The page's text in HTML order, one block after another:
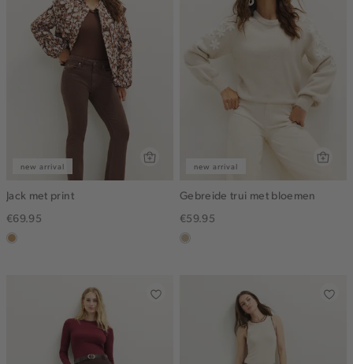
new arrival
Jack met print
€69.95
camel
new arrival
Gebreide trui met bloemen
€59.95
lichtzand